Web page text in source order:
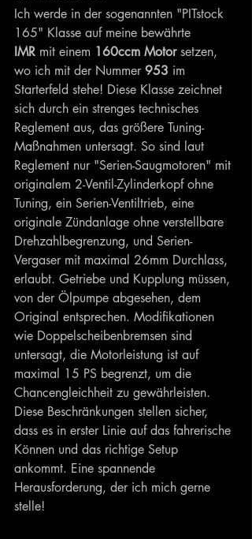
Ich werde in der sogenannten "PITstock
165" Klasse auf meine bewährte
IMR mit einem 160ccm Motor setzen,
wo ich mit der Nummer 953 im
Starterfeld stehe! Diese Klasse zeichnet
sich durch ein strenges technisches
Reglement aus, das größere Tuning-
Maßnahmen untersagt. So sind laut
Reglement nur "Serien-Saugmotoren" mit
originalem 2-Ventil-Zylinderkopf ohne
Tuning, ein Serien-Ventiltrieb, eine
originale Zündanlage ohne verstellbare
Drehzahlbegrenzung, und Serien-
Vergaser mit maximal 26mm Durchlass,
erlaubt. Getriebe und Kupplung müssen,
von der Ölpumpe abgesehen, dem
Original entsprechen. Modifikationen
wie Doppelscheibenbremsen sind
untersagt, die Motorleistung ist auf
maximal 15 PS begrenzt, um die
Chancengleichheit zu gewährleisten.
Diese Beschränkungen stellen sicher,
dass es in erster Linie auf das fahrerische
Können und das richtige Setup
ankommt. Eine spannende
Herausforderung, der ich mich gerne
stelle!